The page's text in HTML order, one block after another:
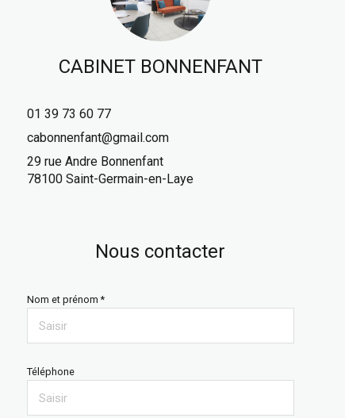
CABINET BONNENFANT
01 39 73 60 77
cabonnenfant@gmail.com
29 rue Andre Bonnenfant
78100 Saint-Germain-en-Laye
Nous contacter
Nom et prénom *
Téléphone